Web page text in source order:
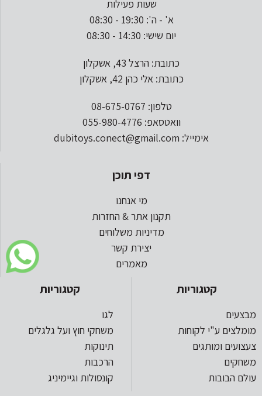
שעות פעילות
א' - ה': 19:30 - 08:30
יום שישי: 14:30 - 08:30
כתובת: הרצל 43, אשקלון
כתובת: אלי כהן 42, אשקלון
טלפון: 08-675-0767
וואטסאפ: 055-980-4776
אימייל: dubitoys.conect@gmail.com
דפי תוכן
מי אנחנו
תקנון אתר & החזרות
מדיניות משלוחים
יצירת קשר
מאמרים
קטגוריות
מבצעים
מומלצים ע"י לקוחות
צעצועים ומותגים
משחקים
עולם הבובות
קטגוריות
לגו
משחקי חוץ ועל גלגלים
תינוקות
הרכבות
קונסולות וגיימיניג